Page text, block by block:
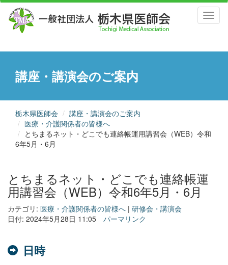
講座・講演会のご案内
栃木県医師会
講座・講演会のご案内
医療・介護関係者の皆様へ
とちまるネット・どこでも連絡帳運用講習会（WEB）令和
6年5月・6月
とちまるネット・どこでも連絡帳運
用講習会（WEB）令和6年5月・6月
カテゴリ: 医療・介護関係者の皆様へ | 研修会・講演会
日付: 2024年5月28日 11:05
パーマリンク
日時